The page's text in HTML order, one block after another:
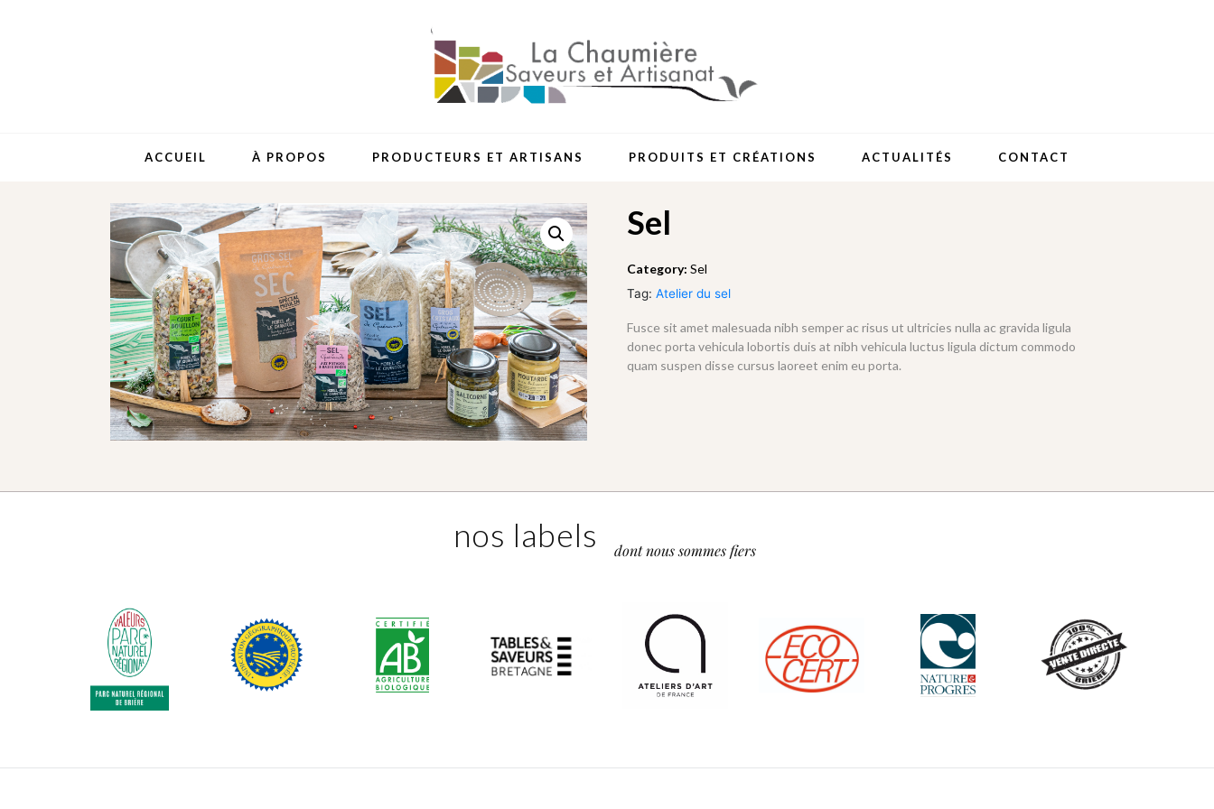
ACCUEIL À PROPOS PRODUCTEURS ET ARTISANS PRODUITS ET CRÉATIONS ACTUALITÉS CONTACT
Sel
Category: Sel
Tag: Atelier du sel
Fusce sit amet malesuada nibh semper ac risus ut ultricies nulla ac gravida ligula
donec porta vehicula lobortis duis at nibh vehicula luctus ligula dictum commodo
quam suspen disse cursus laoreet enim eu porta.
nos labels dont nous sommes fiers